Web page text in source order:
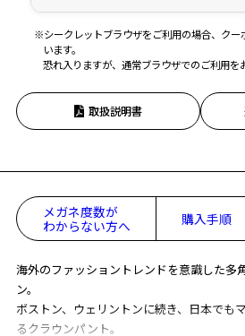
※シークレットブラウザをご利用の場合、クー
います。
恐れ入りますが、通常ブラウザでのご利用を
取扱説明書
メガネ度数が
わからない方へ
購入手順
海外のファッショントレンドを意識した多
ン。
ボストン、ウェリントンに続き、日本でも
るクラウンパント。